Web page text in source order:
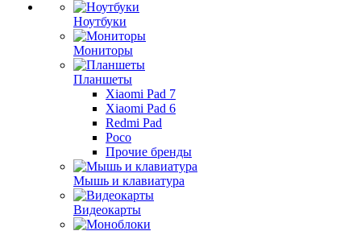
Ноутбуки
Мониторы
Планшеты
Xiaomi Pad 7
Xiaomi Pad 6
Redmi Pad
Poco
Прочие бренды
Мышь и клавиатура
Видеокарты